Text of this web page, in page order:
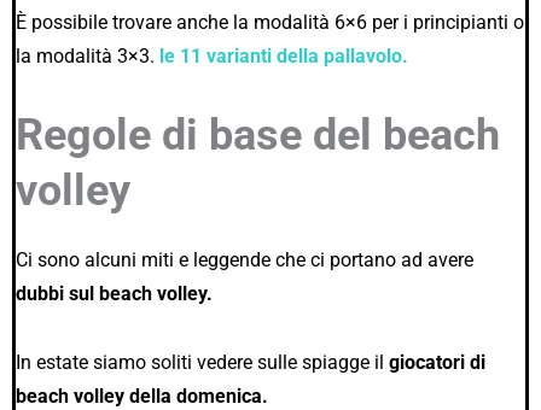
È possibile trovare anche la modalità 6×6 per i principianti o
la modalità 3×3. le 11 varianti della pallavolo.
Regole di base del beach
volley
Ci sono alcuni miti e leggende che ci portano ad avere
dubbi sul beach volley.
In estate siamo soliti vedere sulle spiagge il giocatori di
beach volley della domenica.